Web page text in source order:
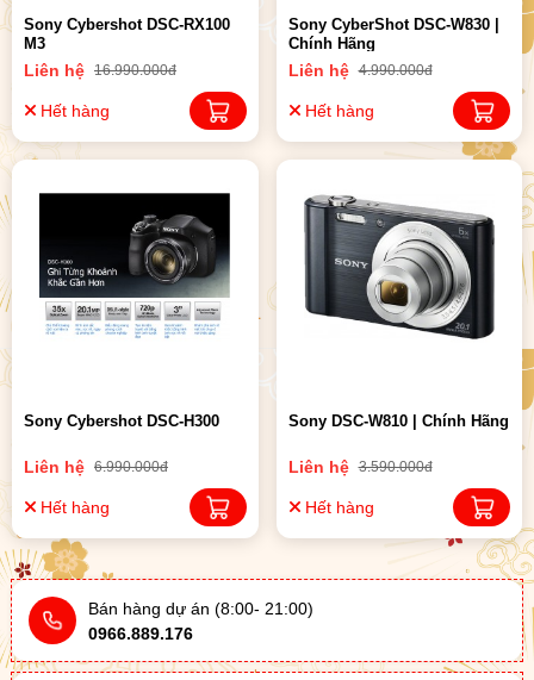
Sony Cybershot DSC-RX100
M3
Liên hệ 16.990.000đ
Hết hàng
Sony CyberShot DSC-W830 |
Chính Hãng
Liên hệ 4.990.000đ
Hết hàng
Sony Cybershot DSC-H300
Liên hệ 6.990.000đ
Hết hàng
Sony DSC-W810 | Chính Hãng
Liên hệ 3.590.000đ
Hết hàng
Bán hàng dự án (8:00- 21:00)
0966.889.176